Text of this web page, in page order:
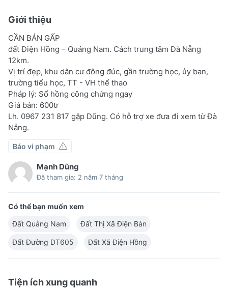
Giới thiệu
CẦN BÁN GẤP
đất Điện Hồng – Quảng Nam. Cách trung tâm Đà Nẵng
12km.
Vị trí đẹp, khu dân cư đông đúc, gần trường học, ủy ban,
trường tiểu học, TT - VH thể thao
Pháp lý: Sổ hồng công chứng ngay
Giá bán: 600tr
Lh. 0967 231 817 gặp Dũng. Có hỗ trợ xe đưa đi xem từ Đà
Nẵng.
Báo vi phạm
Mạnh Dũng
Đã tham gia: 2 năm 7 tháng
Có thể bạn muốn xem
Đất Quảng Nam
Đất Thị Xã Điện Bàn
Đất Đường DT605 Đất Xã Điện Hồng
Tiện ích xung quanh